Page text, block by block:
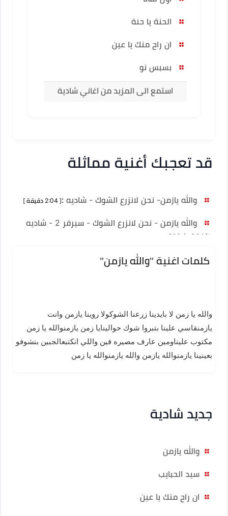
الحنة يا حنة
ان راح منك يا عين
بسبس نو
استمع الى المزيد من اغاني شادية
قد تعجبك أغنية مماثلة
والله يازمن- نحن لانزرع الشوك - شاديه :[ 2:04 دقيقة ]
والله يازمن - نحن لانزرع الشوك - سيرفر 2 - شاديه
:[ 2:04 دقيقة ]
كلمات اغنية "والله يازمن"
والله يا زمن لا بايدينا زرعنا الشوكولا روينا يازمن وانت
يازمنقاسي علينا بتبروا شوك حوالينايا زمن يازمنوالله يا زمن
مكتوب عليناومين عارف مصيره فين واللي انكتبعالجبين بنشوفو
بعينينا يازمنوالله يازمن والله يازمنوالله يا زمن
جديد شادية
والله يازمن
سيد الحبايب
ان راح منك يا عين